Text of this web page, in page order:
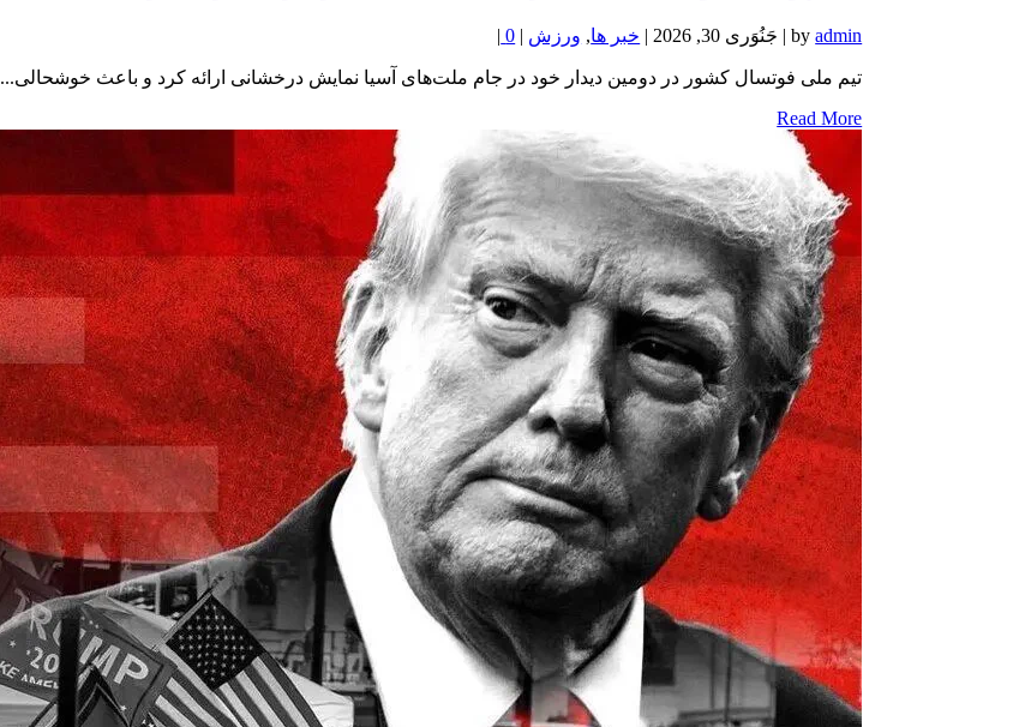
byadmin
| جَنُوَری 30, 2026 | خبر ها, ورزش |
0
|
تیم ملی فوتسال کشور در دومین دیدار خود در جام ملت‌های آسیا نمایش درخشانی ارائه کرد و باعث خوشحالی...
Read More